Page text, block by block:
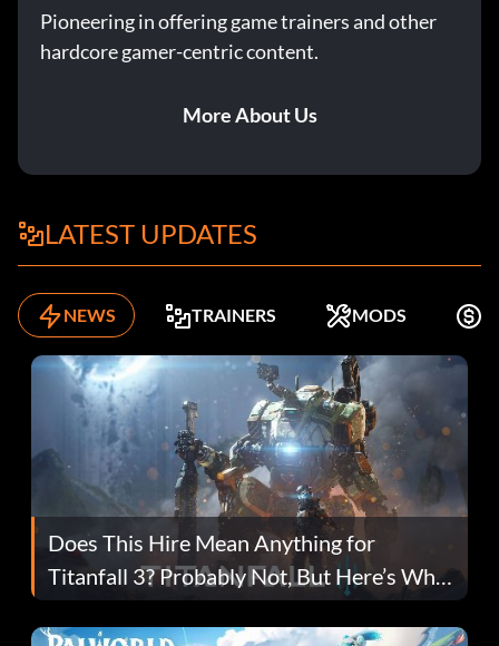
Pioneering in offering game trainers and other
hardcore gamer-centric content.
More About Us
LATEST UPDATES
NEWS TRAINERS MODS
Does This Hire Mean Anything for
Titanfall 3? Probably Not, But Here’s Why
Fans Are Hopeful